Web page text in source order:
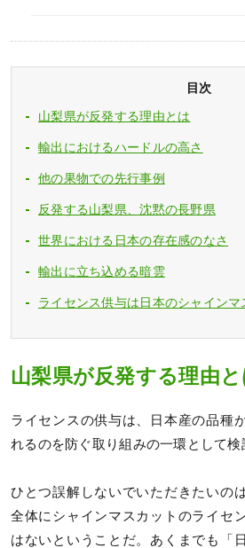
目次
山梨県が反発する理由とは
輸出におけるハードルの高さ
他の果物での先行事例
反発する山梨県、沈黙の長野県
世界における日本の存在感のなさ
輸出に立ち込める暗雲
ライセンス供与は日本のシャイン
山梨県が反発する理由と
ライセンスの供与は、日本産の品種
れるのを防ぐ取り組みの一環として検
ひとつ誤解しないでいただきたいの
全体にシャインマスカットのライセ
はないということだ。あくまでも「